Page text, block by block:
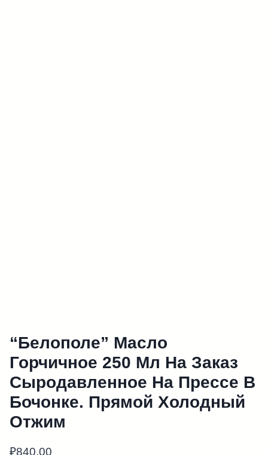
“Белополе” Масло
Горчичное 250 Мл На Заказ
Сыродавленное На Прессе В
Бочонке. Прямой Холодный
Отжим
₽840.00